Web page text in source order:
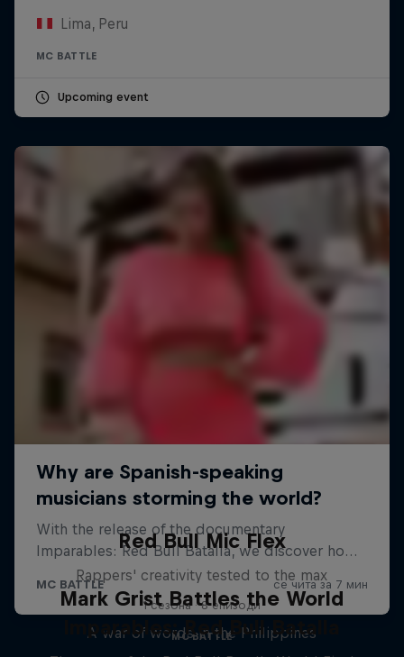
Lima, Peru
MC BATTLE
Upcoming event
Red Bull Mic Flex
Rappers' creativity tested to the max
1 сезона · 8 епизоди
MC BATTLE
Mark Grist Battles the World
A war of words in the Philippines
Imparables: Red Bull Batalla